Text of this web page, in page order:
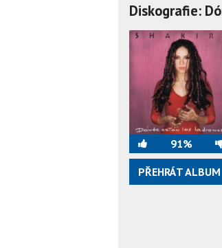
Diskografie:
91%
PŘEHRÁT ALBUM